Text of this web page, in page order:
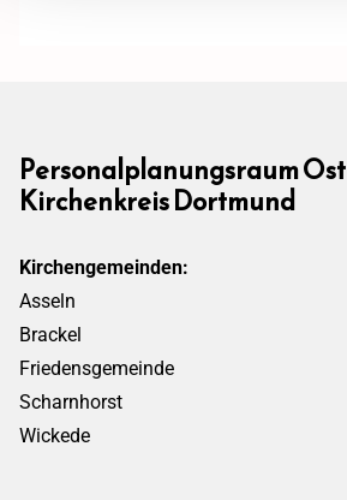
Personalplanungsraum Ost
Kirchenkreis Dortmund
Kirchengemeinden:
Asseln
Brackel
Friedensgemeinde
Scharnhorst
Wickede